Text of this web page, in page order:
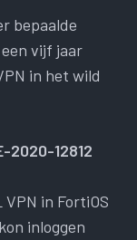
bepaalde
vijf jaar
in het wild
2020-12812
in FortiOS
inloggen